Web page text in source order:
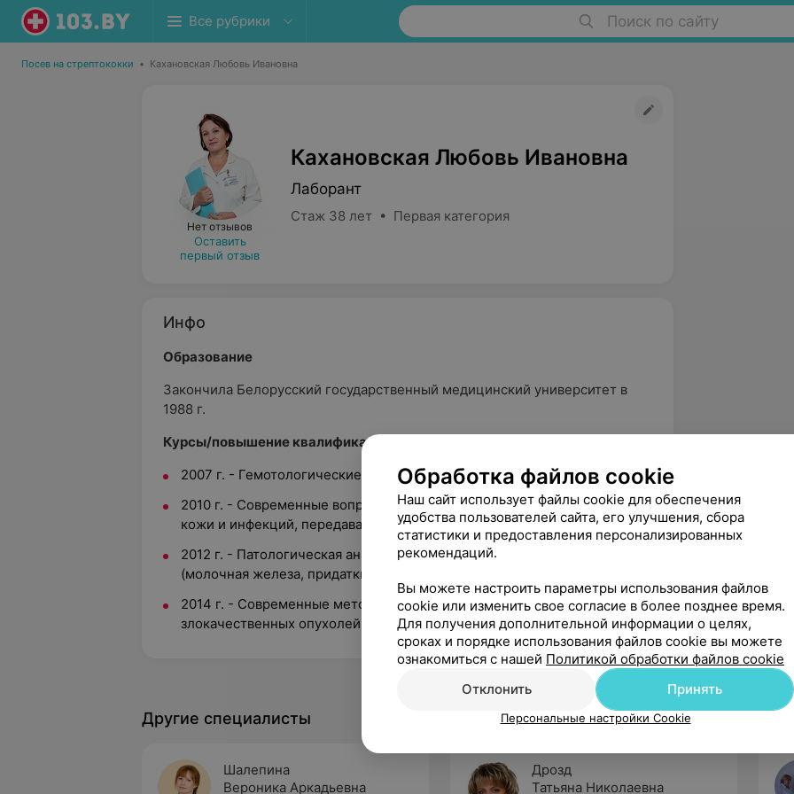
Все рубрики Поиск по сайту
Посев на стрептококки • Кахановская Любовь Ивановна
Нет отзывов
Оставить
первый отзыв
Кахановская Любовь Ивановна
Лаборант
Стаж 38 лет • Первая категория
Инфо
Образование
Закончила Белорусский государственный медицинский университет в
1988 г.
Курсы/повышение квалификации при БелМАПО:
2007 г. - Гемотологические и общеклинические методы исследования.
2010 г. - Современные вопросы лабораторной диагностики болезней
кожи и инфекций, передаваемых половым путем.
2012 г. - Патологическая анатомия гинекологических заболеваний
(молочная железа, придатки матки).
2014 г. - Современные методы диагностики и лечения
злокачественных опухолей.
Другие специалисты
Шалепина
Вероника Аркадьевна
Дрозд
Татьяна Николаевна
Обработка файлов cookie
Наш сайт использует файлы cookie для обеспечения
удобства пользователей сайта, его улучшения, сбора
статистики и предоставления персонализированных
рекомендаций.
Вы можете настроить параметры использования файлов
cookie или изменить свое согласие в более позднее время.
Для получения дополнительной информации о целях,
сроках и порядке использования файлов cookie вы можете
ознакомиться с нашей Политикой обработки файлов cookie
Отклонить
Принять
Персональные настройки Cookie